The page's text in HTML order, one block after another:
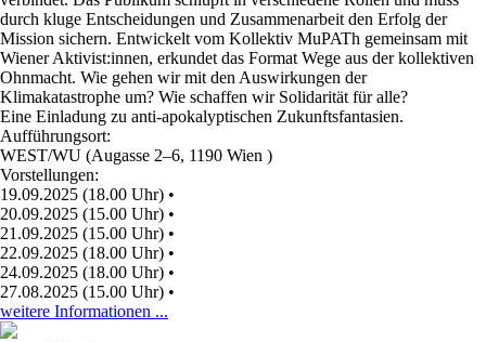
durch kluge Entscheidungen und Zusammenarbeit den Erfolg der
Mission sichern. Entwickelt vom Kollektiv MuPATh gemeinsam mit
Wiener Aktivist:innen, erkundet das Format Wege aus der kollektiven
Ohnmacht. Wie gehen wir mit den Auswirkungen der
Klimakatastrophe um? Wie schaffen wir Solidarität für alle?
Eine Einladung zu anti-apokalyptischen Zukunftsfantasien.
Aufführungsort:
WEST/WU (Augasse 2–6, 1190 Wien )
Vorstellungen:
19.09.2025 (18.00 Uhr) •
20.09.2025 (15.00 Uhr) •
21.09.2025 (15.00 Uhr) •
22.09.2025 (18.00 Uhr) •
24.09.2025 (18.00 Uhr) •
27.08.2025 (15.00 Uhr) •
weitere Informationen ...